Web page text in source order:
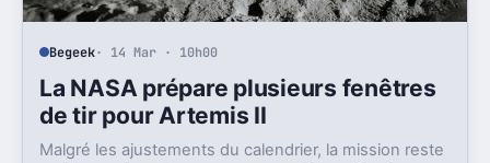
Begeek· 14 Mar · 10h00
La NASA prépare plusieurs fenêtres
de tir pour Artemis II
Malgré les ajustements du calendrier, la mission reste